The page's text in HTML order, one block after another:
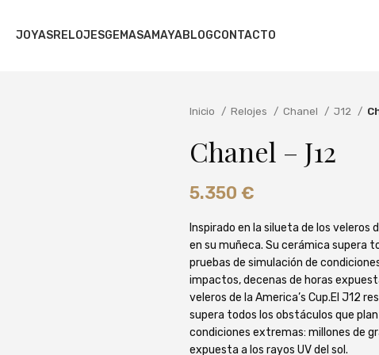
JOYASRELOJESGEMASAMAYABLOGCONTACTO
Inicio
Relojes Chanel J12
Chanel – J12
5.350 €
Inspirado en la silueta de los veleros
en su muñeca. Su cerámica supera
pruebas de simulación de
impactos, decenas de horas
veleros de la America’s Cup.El J12
supera todos los obstáculos que
condiciones extremas: millones de
expuesta a los rayos UV del sol.